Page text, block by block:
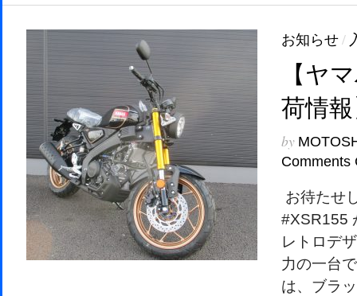
お知らせ/
【ヤ
荷情
by
Comments
お待たせ
#XSR155
レトロデ
力の一台
は、ブラ